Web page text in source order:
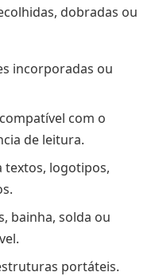
dobradas ou
incorporadas ou
com o
de leitura.
textos, logotipos,
bainha, solda ou
portáteis.